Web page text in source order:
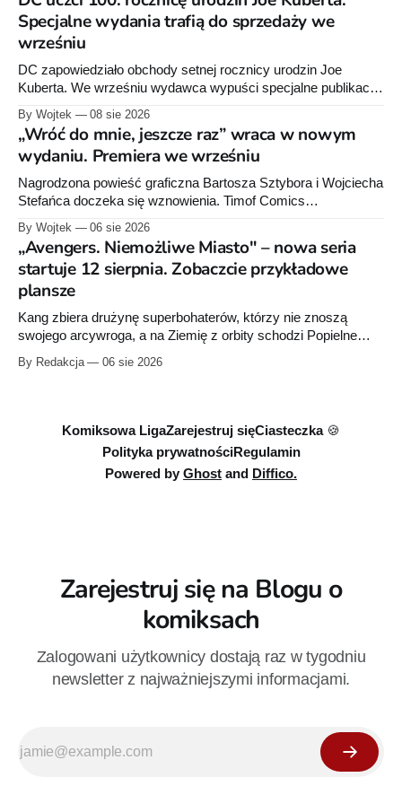
Specjalne wydania trafią do sprzedaży we
wrześniu
DC zapowiedziało obchody setnej rocznicy urodzin Joe
Kuberta. We wrześniu wydawca wypuści specjalne publikacje
poświęcone twórcy „Sgt. Rocka”, z których dwie trafią do
sprzedaży niemal dokładnie w dniu jego urodzin.
By Wojtek 08 sie 2026
„Wróć do mnie, jeszcze raz” wraca w nowym
wydaniu. Premiera we wrześniu
Nagrodzona powieść graficzna Bartosza Sztybora i Wojciecha
Stefańca doczeka się wznowienia. Timof Comics
przygotowuje nową edycję albumu „Wróć do mnie, jeszcze
raz”, którego pierwsze wydanie ukazało się w 2015 roku.
By Wojtek 06 sie 2026
„Avengers. Niemożliwe Miasto" – nowa seria
startuje 12 sierpnia. Zobaczcie przykładowe
plansze
Kang zbiera drużynę superbohaterów, którzy nie znoszą
swojego arcywroga, a na Ziemię z orbity schodzi Popielne
Przymierze z królem Arturem na czele. Pierwszy tom nowej
serii Avengers autorstwa Jeda MacKaya trafia do sklepów 12
By Redakcja 06 sie 2026
Komiksowa LigaZarejestruj sięCiasteczka 🍪
Polityka prywatnościRegulamin
Powered by Ghost and Diffico.
Zarejestruj się na Blogu o
komiksach
Zalogowani użytkownicy dostają raz w tygodniu
newsletter z najważniejszymi informacjami.